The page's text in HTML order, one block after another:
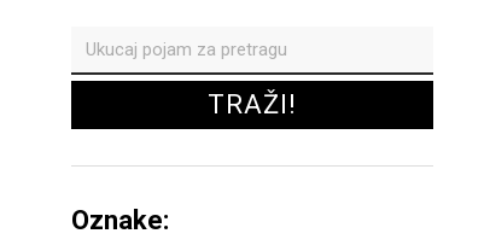
Oznake: